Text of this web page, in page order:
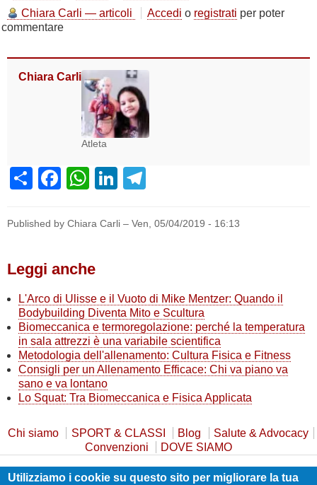
Published by Chiara Carli – Ven, 05/04/2019 - 16:13
Chiara Carli — articoli
Accedi o registrati per poter
commentare
Chiara Carli
Atleta
ShareFacebook
WhatsApp
LinkedIn
Leggi anche
L'Arco di Ulisse e il Vuoto di Mike Mentzer: Quando il
Bodybuilding Diventa Mito e Scultura
Biomeccanica e termoregolazione: perché la temperatura
in sala attrezzi è una variabile scientifica
Metodologia dell'allenamento: Cultura Fisica e Fitness
Consigli per un Allenamento Efficace: Chi va piano va
sano e va lontano
Lo Squat: Tra Biomeccanica e Fisica Applicata
Chi siamo SPORT & CLASSI Blog
Salute & Advocacy
Convenzioni
DOVE SIAMO
Privacy Policy Cookie Policy Safeguarding
Utilizziamo i cookie su questo sito per migliorare la tua